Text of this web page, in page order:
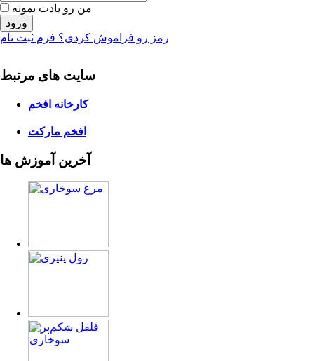
من رو یادت بمونه
ورود
رمز رو فراموش کردی؟ فرم ثبت نام
سایت های مرتبط
کارخانه افخم
افخم مارکت
آخرین آموزش ها